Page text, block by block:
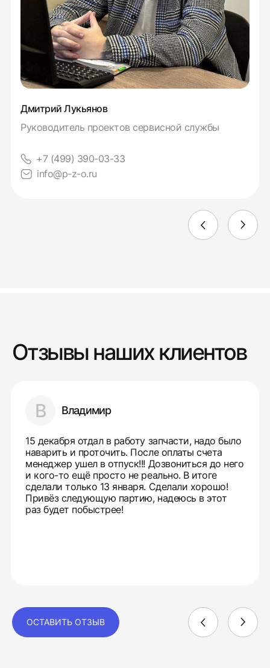
Дмитрий Лукьянов
Руководитель проектов сервисной службы
+7 (499) 390-03-33
info@p-z-o.ru
Отзывы наших клиентов
В Владимир
15 декабря отдал в работу запчасти, надо было
наварить и проточить. После оплаты счета
менеджер ушел в отпуск!!! Дозвониться до него
и кого-то ещё просто не реально. В итоге
сделали только 13 января. Сделали хорошо!
Привёз следующую партию, надеюсь в этот
раз будет побыстрее!
ОСТАВИТЬ ОТЗЫВ